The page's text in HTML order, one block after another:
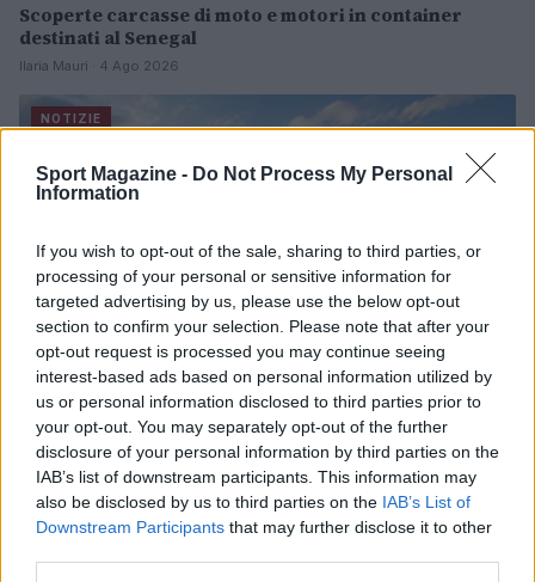
Sport Magazine - Do Not Process My Personal
Information
If you wish to opt-out of the sale, sharing to third parties, or
processing of your personal or sensitive information for
targeted advertising by us, please use the below opt-out
section to confirm your selection. Please note that after your
opt-out request is processed you may continue seeing
interest-based ads based on personal information utilized by
us or personal information disclosed to third parties prior to
your opt-out. You may separately opt-out of the further
disclosure of your personal information by third parties on the
IAB’s list of downstream participants. This information may
also be disclosed by us to third parties on the IAB’s List of
Downstream Participants that may further disclose it to other
Scoperte carcasse di moto e motori in container
destinati al Senegal
Ilaria Mauri · 4 Ago 2026
NOTIZIE
Nuova Zelanda: ondata di freddo eccezionale porta
neve a bassa quota
Francesca Lombardi · 4 Ago 2026